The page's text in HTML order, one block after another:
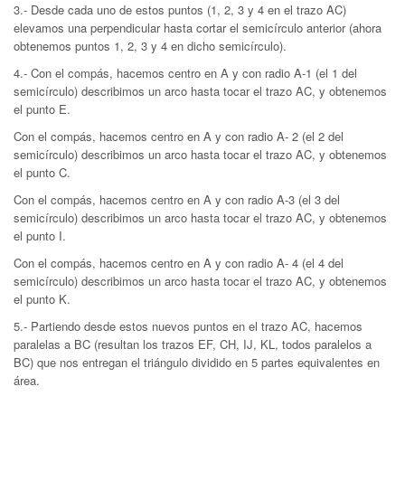
3.- Desde cada uno de estos puntos (1, 2, 3 y 4 en el trazo AC)
elevamos una perpendicular hasta cortar el semicírculo anterior (ahora
obtenemos puntos 1, 2, 3 y 4 en dicho semicírculo).
4.- Con el compás, hacemos centro en A y con radio A-1 (el 1 del
semicírculo) describimos un arco hasta tocar el trazo AC, y obtenemos
el punto E.
Con el compás, hacemos centro en A y con radio A- 2 (el 2 del
semicírculo) describimos un arco hasta tocar el trazo AC, y obtenemos
el punto C.
Con el compás, hacemos centro en A y con radio A-3 (el 3 del
semicírculo) describimos un arco hasta tocar el trazo AC, y obtenemos
el punto I.
Con el compás, hacemos centro en A y con radio A- 4 (el 4 del
semicírculo) describimos un arco hasta tocar el trazo AC, y obtenemos
el punto K.
5.- Partiendo desde estos nuevos puntos en el trazo AC, hacemos
paralelas a BC (resultan los trazos EF, CH, IJ, KL, todos paralelos a
BC) que nos entregan el triángulo dividido en 5 partes equivalentes en
área.